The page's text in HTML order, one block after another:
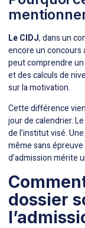
Le CIDJ, dans un
encore un concours
peut comprendre
et des calculs de
sur la motivation.
Cette différence
jour de calendrier.
de l’institut visé.
même sans
d’admission mérite
dossier